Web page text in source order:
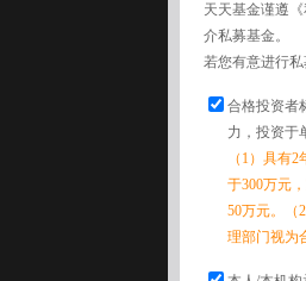
天天基金谨遵
介私募基金。
若您有意进行
合格投资者
力，投资于
（1）具有
于300万元
50万元。（
理部门视为